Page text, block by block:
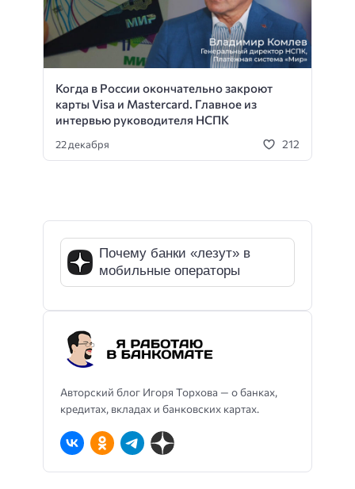
Когда в России окончательно закроют
карты Visa и Mastercard. Главное из
интервью руководителя НСПК
22 декабря 212
Авторский блог Игоря Торхова — о банках,
кредитах, вкладах и банковских картах.
Почему банки «лезут» в
мобильные операторы